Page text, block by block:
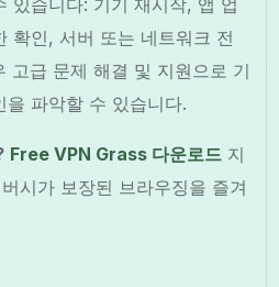
확인, 서버 또는 네트워크 전
고급 문제 해결 및 지원으로 기
파악할 수 있습니다.
Free VPN Grass 다운로드 지
시가 보장된 브라우징을 즐겨